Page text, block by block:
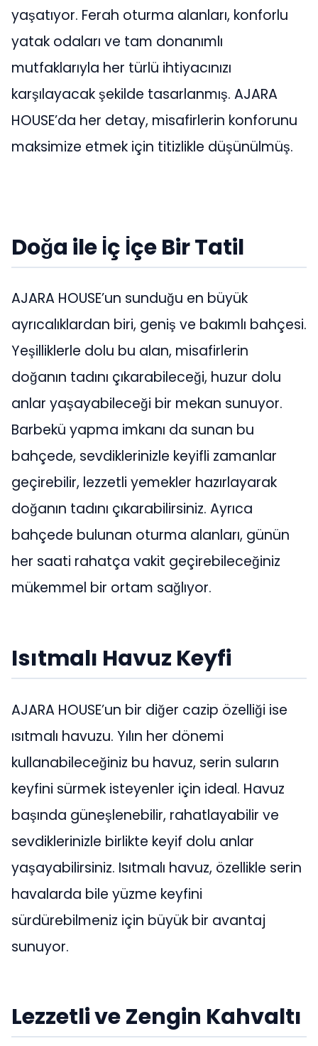
yaşatıyor. Ferah oturma alanları, konforlu
yatak odaları ve tam donanımlı
mutfaklarıyla her türlü ihtiyacınızı
karşılayacak şekilde tasarlanmış. AJARA
HOUSE’da her detay, misafirlerin konforunu
maksimize etmek için titizlikle düşünülmüş.
Doğa ile İç İçe Bir Tatil
AJARA HOUSE’un sunduğu en büyük
ayrıcalıklardan biri, geniş ve bakımlı bahçesi.
Yeşilliklerle dolu bu alan, misafirlerin
doğanın tadını çıkarabileceği, huzur dolu
anlar yaşayabileceği bir mekan sunuyor.
Barbekü yapma imkanı da sunan bu
bahçede, sevdiklerinizle keyifli zamanlar
geçirebilir, lezzetli yemekler hazırlayarak
doğanın tadını çıkarabilirsiniz. Ayrıca
bahçede bulunan oturma alanları, günün
her saati rahatça vakit geçirebileceğiniz
mükemmel bir ortam sağlıyor.
Isıtmalı Havuz Keyfi
AJARA HOUSE’un bir diğer cazip özelliği ise
ısıtmalı havuzu. Yılın her dönemi
kullanabileceğiniz bu havuz, serin suların
keyfini sürmek isteyenler için ideal. Havuz
başında güneşlenebilir, rahatlayabilir ve
sevdiklerinizle birlikte keyif dolu anlar
yaşayabilirsiniz. Isıtmalı havuz, özellikle serin
havalarda bile yüzme keyfini
sürdürebilmeniz için büyük bir avantaj
sunuyor.
Lezzetli ve Zengin Kahvaltı